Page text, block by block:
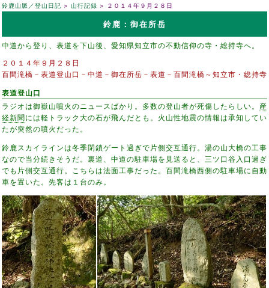
鈴鹿山脈／登山日記 山行記録 ２０１４年９月２８日
鈴鹿：御在所岳
中道から登り、表道を下山後、愛知県知立市の不動信仰の寺・総持寺へ。
２０１４年９月２８日
百間滝橋－表道登山口－中道－御在所岳－表道－百間滝橋～知立市・総持寺
表道登山口
ラジオは御嶽山噴火のニュースばかり。多数の登山者が死傷したらしい。 産
経新聞には軽トラック大の石が飛んだとも。火山性地震の情報は承知してい
たが突然の噴火だった。
鈴鹿スカイラインは冬季閉鎖ゲート過ぎで片側交互通行。湯の山大橋の工事
なので当分続きそうだ。裏道、中道の駐車場を見送ると、三ツ口谷入口過ぎ
でも片側交互通行。こちらは法面工事だった。百間滝橋西側の駐車場に自動
車を置いた。先客は１台のみ。